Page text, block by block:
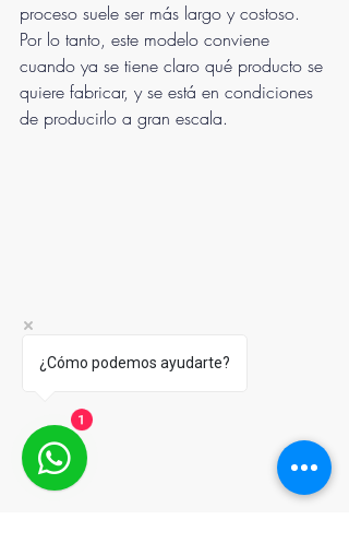
proceso suele ser más largo y costoso.
Por lo tanto, este modelo conviene
cuando ya se tiene claro qué producto se
quiere fabricar, y se está en condiciones
de producirlo a gran escala.
¿Cómo podemos ayudarte?
1